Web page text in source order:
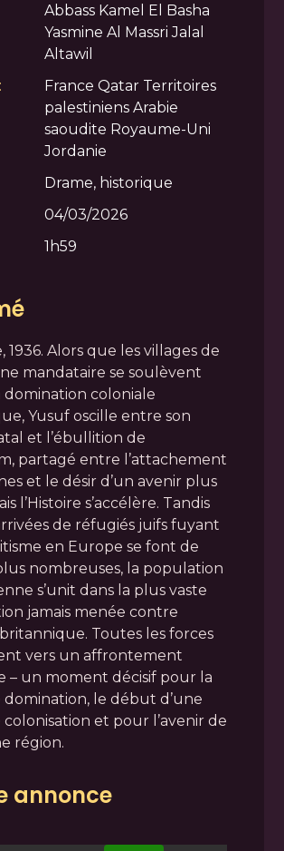
Abbass Kamel El Basha
Yasmine Al Massri Jalal
Altawil
France Qatar Territoires
palestiniens Arabie
saoudite Royaume-Uni
Jordanie
Drame, historique
04/03/2026
1h59
1936. Alors que les villages de
mandataire se soulèvent
coloniale
Yusuf oscille entre son
et l’ébullition de
partagé entre l’attachement
et le désir d’un avenir plus
l’Histoire s’accélère. Tandis
de réfugiés juifs fuyant
en Europe se font de
nombreuses, la population
s’unit dans la plus vaste
jamais menée contre
britannique. Toutes les forces
vers un affrontement
– un moment décisif pour la
domination, le début d’une
et pour l’avenir de
région.
annonce